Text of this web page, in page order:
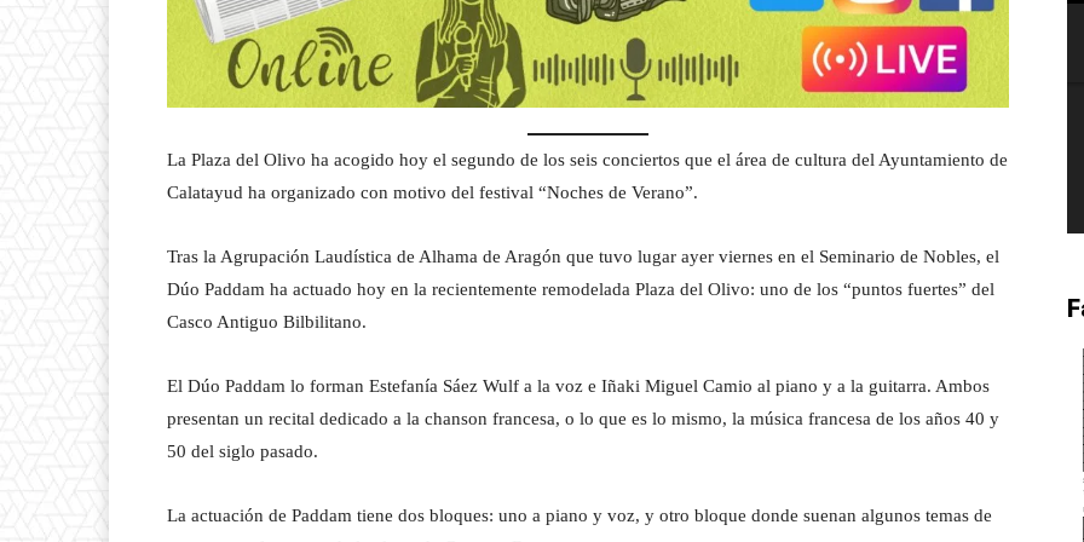
La Plaza del Olivo ha acogido hoy el segundo de los seis conciertos que el área de cultura del Ayuntamiento de
Calatayud ha organizado con motivo del festival “Noches de Verano”.
Tras la Agrupación Laudística de Alhama de Aragón que tuvo lugar ayer viernes en el Seminario de Nobles, el
Dúo Paddam ha actuado hoy en la recientemente remodelada Plaza del Olivo: uno de los “puntos fuertes” del
Casco Antiguo Bilbilitano.
El Dúo Paddam lo forman Estefanía Sáez Wulf a la voz e Iñaki Miguel Camio al piano y a la guitarra. Ambos
presentan un recital dedicado a la chanson francesa, o lo que es lo mismo, la música francesa de los años 40 y
50 del siglo pasado.
La actuación de Paddam tiene dos bloques: uno a piano y voz, y otro bloque donde suenan algunos temas de